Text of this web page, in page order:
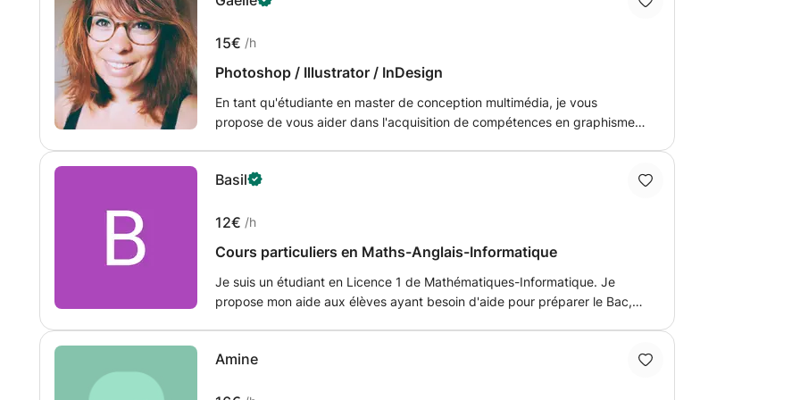
15€ /h
Photoshop / Illustrator / InDesign
En tant qu'étudiante en master de conception multimédia, je vous
propose de vous aider dans l'acquisition de compétences en graphisme.
Adobe.
Basil
12€ /h
Cours particuliers en Maths-Anglais-Informatique
Je suis un étudiant en Licence 1 de Mathématiques-Informatique. Je
propose mon aide aux élèves ayant besoin d'aide pour préparer le Bac,
Amine